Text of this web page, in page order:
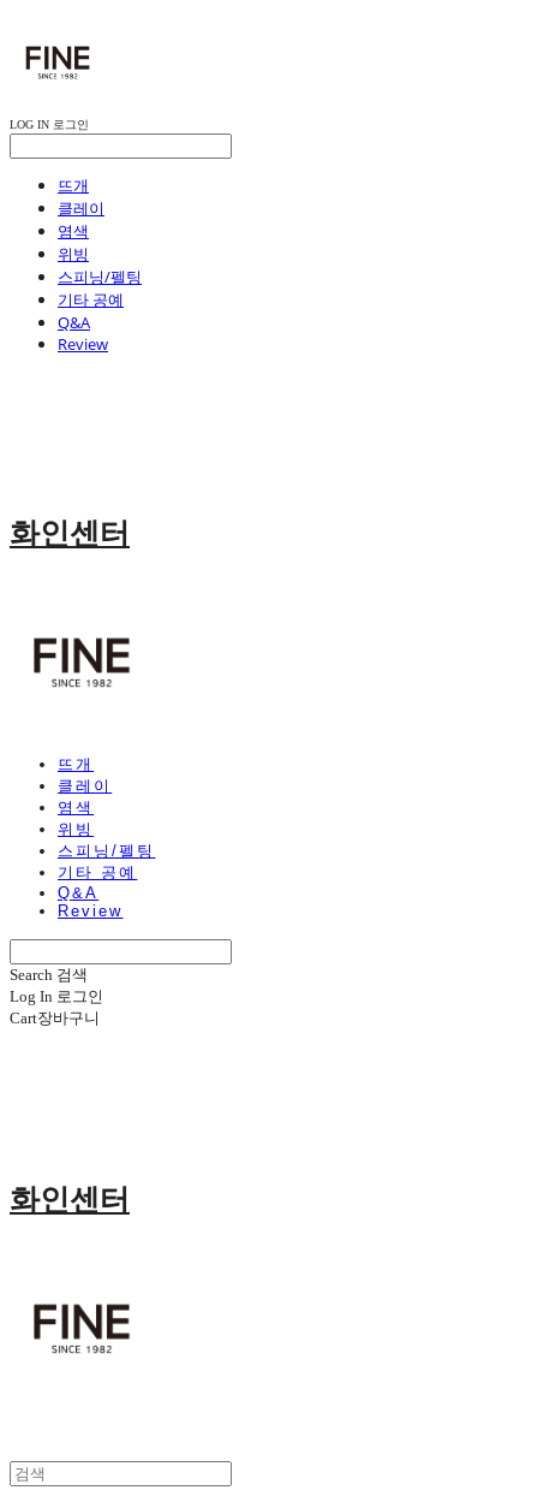
LOG IN 로그인
뜨개
클레이
염색
위빙
스피닝/펠팅
기타 공예
Q&A
Review
화인센터
뜨개
클레이
염색
위빙
스피닝/펠팅
기타 공예
Q&A
Review
Search 검색
Log In 로그인
Cart장바구니
화인센터